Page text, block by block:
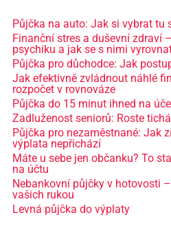
Půjčka na auto: Jak si vybrat tu
Finanční stres a duševní zdraví
psychiku a jak se s nimi
Půjčka pro důchodce: Jak
Jak efektivně zvládnout náhlé
rozpočet v rovnováze
Půjčka do 15 minut ihned na
Zadluženost seniorů: Roste
Půjčka pro nezaměstnané: Jak
výplata nepřichází
Máte u sebe jen občanku? To
na účtu
Nebankovní půjčky v hotovosti
vašich rukou
Levná půjčka do výplaty